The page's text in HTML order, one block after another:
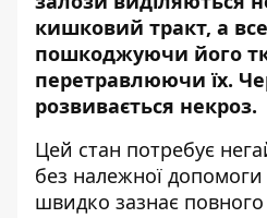
кишковий тракт, а
пошкоджуючи його
перетравлюючи їх.
розвивається некроз.
Цей стан потребує
без належної допомоги
швидко зазнає